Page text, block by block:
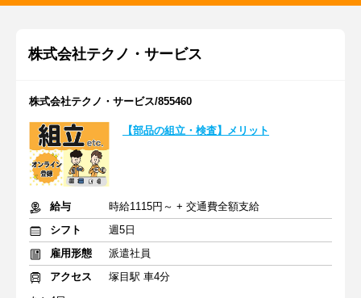
株式会社テクノ・サービス
株式会社テクノ・サービス/855460
【部品の組立・検査】メリット
給与
時給1115円～ + 交通費全額支給
シフト
週5日
雇用形態
派遣社員
アクセス
塚目駅 車4分